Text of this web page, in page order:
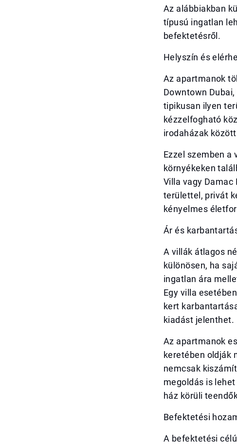
Az alábbiakban
típusú ingatlan
befektetésről.
Helyszín és
Az apartmanok
Downtown
tipikusan ilyen
kézzelfogható
irodaházak
Ezzel szemben a
környékeken
Villa vagy
területtel, privát
kényelmes
Ár és
A villák átlagos
különösen, ha
ingatlan ára
Egy villa
kert
kiadást jelenthet.
Az apartmanok
keretében oldják
nemcsak
megoldás is
ház körüli
Befektetési
A befektetési